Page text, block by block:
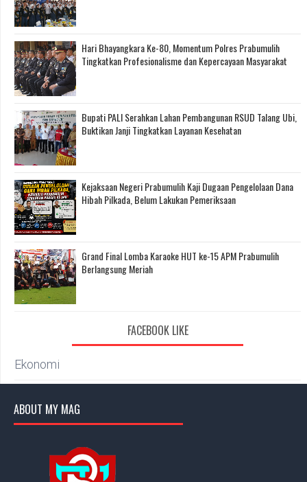
Hari Bhayangkara Ke-80, Momentum Polres Prabumulih
Tingkatkan Profesionalisme dan Kepercayaan Masyarakat
Bupati PALI Serahkan Lahan Pembangunan RSUD Talang Ubi,
Buktikan Janji Tingkatkan Layanan Kesehatan
Kejaksaan Negeri Prabumulih Kaji Dugaan Pengelolaan Dana
Hibah Pilkada, Belum Lakukan Pemeriksaan
Grand Final Lomba Karaoke HUT ke-15 APM Prabumulih
Berlangsung Meriah
FACEBOOK LIKE
Ekonomi
ABOUT MY MAG